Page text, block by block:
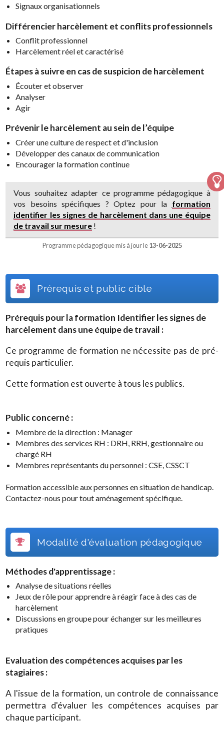
Signaux organisationnels
Différencier harcèlement et conflits professionnels
Conflit professionnel
Harcèlement réel et caractérisé
Étapes à suivre en cas de suspicion de harcèlement
Écouter et observer
Analyser
Agir
Prévenir le harcèlement au sein de l’équipe
Créer une culture de respect et d'inclusion
Développer des canaux de communication
Encourager la formation continue
Vous souhaitez adapter ce programme pédagogique à
vos besoins spécifiques ? Optez pour la formation
identifier les signes de harcèlement dans une équipe
de travail sur mesure !
Programme pédagogique mis à jour le13-06-2025
Prérequis et public cible
Prérequis pour la formation Identifier les signes de
harcèlement dans une équipe de travail :
Ce programme de formation ne nécessite pas de pré-
requis particulier.
Cette formation est ouverte à tous les publics.
Public concerné :
Membre de la direction : Manager
Membres des services RH : DRH, RRH, gestionnaire ou
chargé RH
Membres représentants du personnel : CSE, CSSCT
Formation accessible aux personnes en situation de handicap.
Contactez-nous pour tout aménagement spécifique.
Modalité d'évaluation pédagogique
Méthodes d'apprentissage :
Analyse de situations réelles
Jeux de rôle pour apprendre à réagir face à des cas de
harcèlement
Discussions en groupe pour échanger sur les meilleures
pratiques
Evaluation des compétences acquises par les
stagiaires :
A l'issue de la formation, un controle de connaissance
permettra d'évaluer les compétences acquises par
chaque participant.